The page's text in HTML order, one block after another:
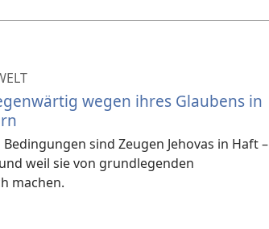
wegen ihres Glaubens in
sind Zeugen Jehovas in Haft –
weil sie von grundlegenden
machen.